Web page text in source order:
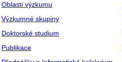
Oblasti výzkumu
Výzkumné skupiny
Doktorské studium
Publikace